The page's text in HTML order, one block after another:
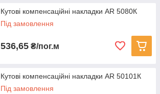
Кутові компенсаційні накладки AR 5080К
Під замовлення
536,65 ₴/пог.м
Кутові компенсаційні накладки AR 50101К
Під замовлення